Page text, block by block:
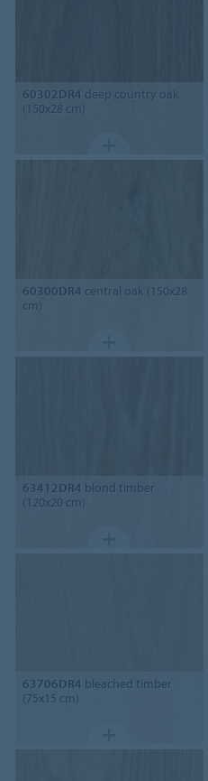
60302DR4 deep country oak
(150x28 cm)
60300DR4 central oak (150x28
cm)
63412DR4 blond timber
(120x20 cm)
63706DR4 bleached timber
(75x15 cm)